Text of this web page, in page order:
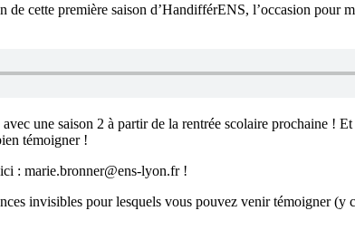
de cette première saison d’HandifférENS, l’occasion
une saison 2 à partir de la rentrée scolaire prochaine !
témoigner !
: marie.bronner@ens-lyon.fr !
invisibles pour lesquels vous pouvez venir témoigner (y